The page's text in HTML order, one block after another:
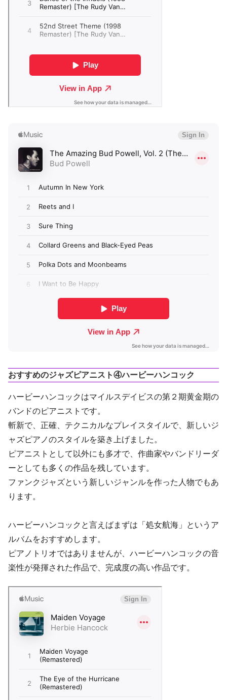
おすすめのジャズピアニスト④ハービーハンコック
ハービーハンコックはマイルスデイビスの第２期黄金期の
バンドのピアニストです。
斬新で、正確、テクニカルなプレイスタイルで、新しいジ
ャズピアノのスタイルを築き上げました。
ピアニストとして以外にも多才で、作曲家やバンドリーダ
ーとしても多くの作品を残しています。
ファンクジャズという新しいジャンルを作った人物でもあ
ります。
ハービーハンコックと言えばまずは「処女航海」というア
ルバムをおすすめします。
ピアノトリオではありませんが、ハービーハンコックの音
楽性が発揮された作品で、完成度の高い作品です。